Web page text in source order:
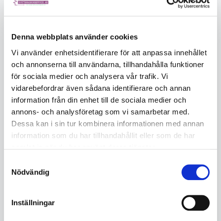
Denna webbplats använder cookies
Vi använder enhetsidentifierare för att anpassa innehållet
och annonserna till användarna, tillhandahålla funktioner
för sociala medier och analysera vår trafik. Vi
vidarebefordrar även sådana identifierare och annan
information från din enhet till de sociala medier och
annons- och analysföretag som vi samarbetar med.
Dessa kan i sin tur kombinera informationen med annan
information som du har tillhandahållit eller som de har
Nödvändig
Inställningar
AMA Centreringsband
tvådelat DN/NS 700 RF 700-
730mm
AMA1700
Ej i lager
3 936
KÖP
AMA Centreringsband
tvådelat DN/NS 800 RF 800-
830mm
AMA1800
Ej i lager
4 236
KÖP